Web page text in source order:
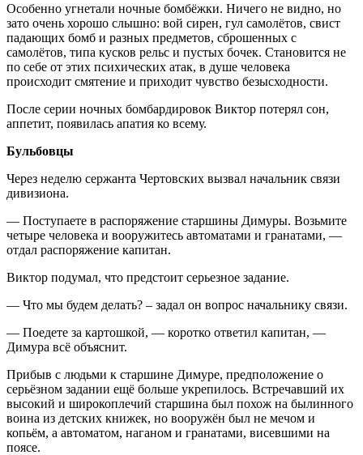
Особенно угнетали ночные бомбёжки. Ничего не видно, но
зато очень хорошо слышно: вой сирен, гул самолётов, свист
падающих бомб и разных предметов, сброшенных с
самолётов, типа кусков рельс и пустых бочек. Становится не
по себе от этих психических атак, в душе человека
происходит смятение и приходит чувство безысходности.
После серии ночных бомбардировок Виктор потерял сон,
аппетит, появилась апатия ко всему.
Бульбовцы
Через неделю сержанта Чертовских вызвал начальник связи
дивизиона.
— Поступаете в распоряжение старшины Димуры. Возьмите
четыре человека и вооружитесь автоматами и гранатами, —
отдал распоряжение капитан.
Виктор подумал, что предстоит серьезное задание.
— Что мы будем делать? – задал он вопрос начальнику связи.
— Поедете за картошкой, — коротко ответил капитан, —
Димура всё объяснит.
Прибыв с людьми к старшине Димуре, предположение о
серьёзном задании ещё больше укрепилось. Встречавший их
высокий и широкоплечий старшина был похож на былинного
воина из детских книжек, но вооружён был не мечом и
копьём, а автоматом, наганом и гранатами, висевшими на
поясе.